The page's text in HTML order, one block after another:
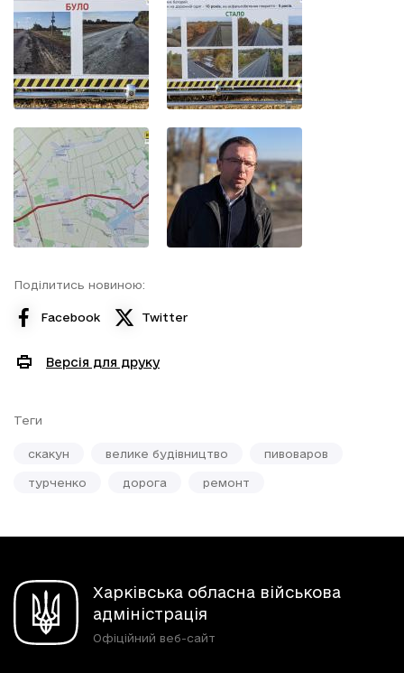
Поділитись новиною:
Facebook Twitter
Версія для друку
Теги
скакун велике будівництво пивоваров
турченко дорога ремонт
Харківська обласна військова
адміністрація
Офіційний веб-сайт